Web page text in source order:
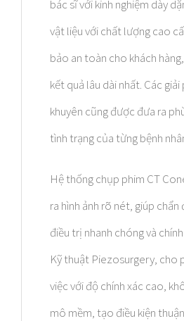
bác sĩ với kinh nghiệm dày
vật liệu với chất lượng cao
bảo an toàn cho khách
kết quả lâu dài nhất. Các giải
khuyên cũng được đưa ra
tình trạng của từng bệnh
Hệ thống chụp phim CT
ra hình ảnh rõ nét, giúp
điều trị nhanh chóng và
Kỹ thuật Piezosurgery, cho
việc với độ chính xác cao,
mô mềm, tạo điều kiện